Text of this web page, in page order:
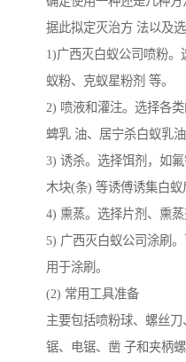
据此拟定灭治方 法以及
1)广西灭白蚁公司喷粉
蚁粉、克蚁星粉剂 等。
2) 喷液和灌注。选择各
蜱乳 油、居宁杀白蚁乳
3) 诱杀。选择饵剂，如
木块(条) 等诱傅诱集白蚁
4) 熏蒸。选择片剂、熏
5) 广西灭白蚁公司涂刷
用于涂刷。
(2) 常用工具准备
主要包括喷粉球、螺丝
锯、电锯、凿 子和夹柄